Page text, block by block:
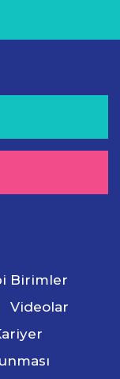
Birimler
Videolar